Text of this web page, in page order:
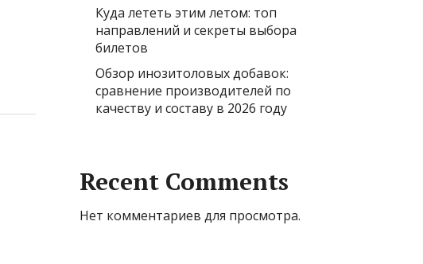
Куда лететь этим летом: топ
направлений и секреты выбора
билетов
Обзор инозитоловых добавок:
сравнение производителей по
качеству и составу в 2026 году
Recent Comments
Нет комментариев для просмотра.